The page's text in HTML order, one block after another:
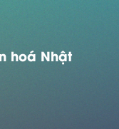
hoá Nhật